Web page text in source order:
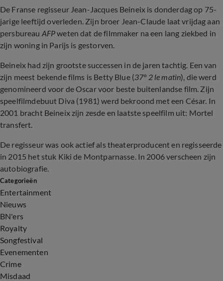
De Franse regisseur Jean-Jacques Beineix is donderdag op 75-
jarige leeftijd overleden. Zijn broer Jean-Claude laat vrijdag aan
persbureau AFPweten dat de filmmaker na een lang ziekbed in
zijn woning in Parijs is gestorven.
Beineix had zijn grootste successen in de jaren tachtig. Een van
zijn meest bekende films is Betty Blue (37° 2 le matin), die werd
genomineerd voor de Oscar voor beste buitenlandse film. Zijn
speelfilmdebuut Diva (1981) werd bekroond met een César. In
2001 bracht Beineix zijn zesde en laatste speelfilm uit: Mortel
transfert.
De regisseur was ook actief als theaterproducent en regisseerde
in 2015 het stuk Kiki de Montparnasse. In 2006 verscheen zijn
autobiografie.
Categorieën
Entertainment
Nieuws
BN'ers
Royalty
Songfestival
Evenementen
Crime
Misdaad